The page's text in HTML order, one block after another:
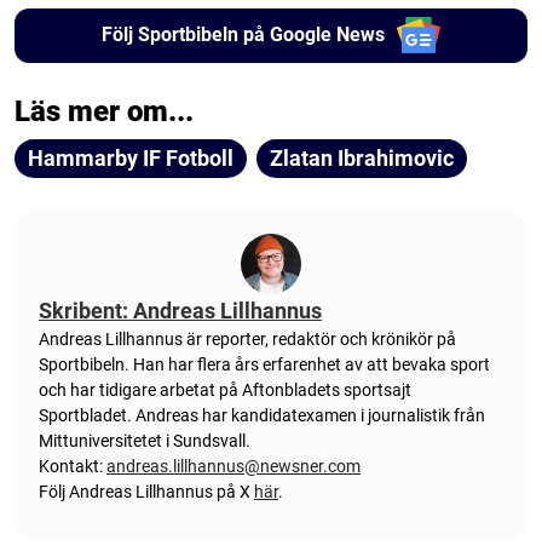
Följ Sportbibeln på Google News
Läs mer om...
Hammarby IF Fotboll Zlatan Ibrahimovic
Skribent: Andreas Lillhannus
Andreas Lillhannus är reporter, redaktör och krönikör på
Sportbibeln. Han har flera års erfarenhet av att bevaka sport
och har tidigare arbetat på Aftonbladets sportsajt
Sportbladet. Andreas har kandidatexamen i journalistik från
Mittuniversitetet i Sundsvall.
Kontakt:andreas.lillhannus@newsner.com
Följ Andreas Lillhannus på X här.